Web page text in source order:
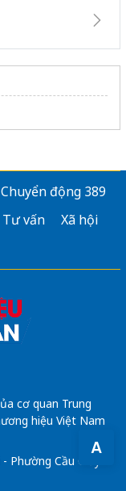
A
Chuyển động 389
Tư vấn
Xã hội
cơ quan Trung
hiệu Việt Nam
Phường Cầu Giấy -